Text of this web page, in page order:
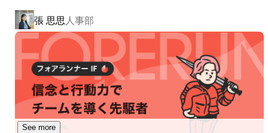
Green Beansの商品やサービスを通じて、お客さまが楽し
く充実した時間を創り暮らしを変えていくブランドです。
張 思思 人事部
See more